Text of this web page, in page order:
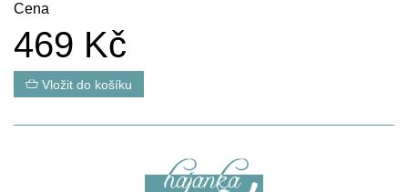
Cena
469 Kč
Vložit do košíku